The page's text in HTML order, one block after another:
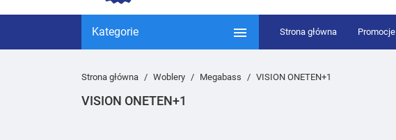
Kategorie  Strona główna Promocje
Strona główna Woblery Megabass VISION ONETEN+1
VISION ONETEN+1